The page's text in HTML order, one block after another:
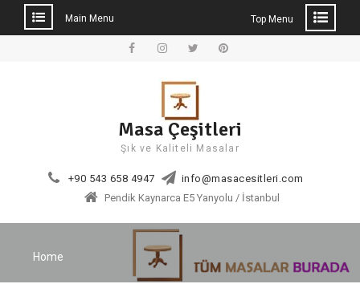
Main Menu Top Menu
Masa Çeşitleri
Şık ve Kaliteli Masalar
+90 543 658 4947
info@masacesitleri.com
Pendik Kaynarca E5 Yanyolu / İstanbul
Home